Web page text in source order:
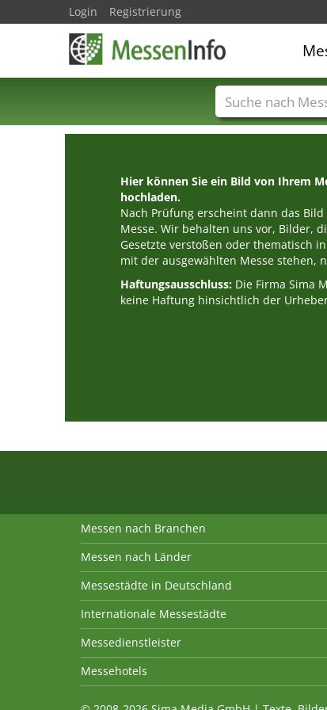
Hier können Sie ein Bild von Ihrem
hochladen.
Nach Prüfung erscheint dann das
Messe. Wir behalten uns vor, Bilder,
Gesetzte verstoßen oder thematisch
mit der ausgewählten Messe stehen,
Haftungsausschluss: Die Firma Sima
keine Haftung hinsichtlich der
Login Registrierung
Messenamen
Messen nach Branchen
Messen nach Länder
Messestädte in Deutschland
Internationale Messestädte
Messedienstleister
Messehotels